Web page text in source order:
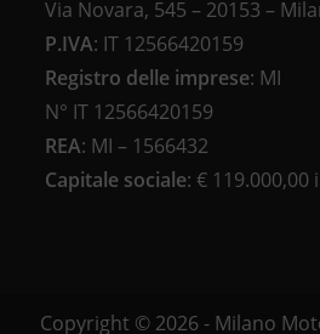
Via Novara, 545 – 20153 –
P.IVA: IT 12566420159
Registro delle imprese: MI
N° IT 12566420159
REA: MI – 1566432
Capitale sociale: € 119.000,00
Copyright © 2026 - Milano